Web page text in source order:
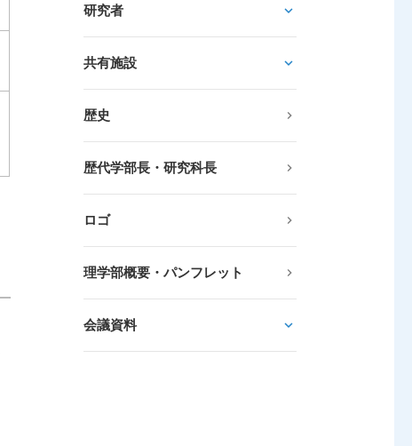
研究者
共有施設
歴史
歴代学部長・研究科長
ロゴ
理学部概要・パンフレット
会議資料